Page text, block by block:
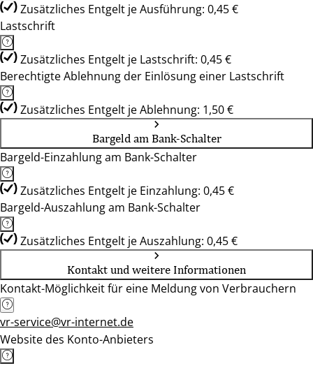
Zusätzliches Entgelt je Ausführung: 0,45 €
Lastschrift
Zusätzliches Entgelt je Lastschrift: 0,45 €
Berechtigte Ablehnung der Einlösung einer Lastschrift
Zusätzliches Entgelt je Ablehnung: 1,50 €
Bargeld am Bank-Schalter
Bargeld-Einzahlung am Bank-Schalter
Zusätzliches Entgelt je Einzahlung: 0,45 €
Bargeld-Auszahlung am Bank-Schalter
Zusätzliches Entgelt je Auszahlung: 0,45 €
Kontakt und weitere Informationen
Kontakt-Möglichkeit für eine Meldung von Verbrauchern
vr-service@vr-internet.de
Website des Konto-Anbieters